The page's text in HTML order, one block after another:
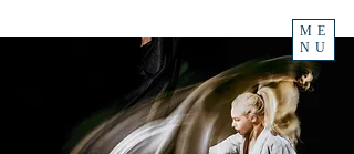
ME
NU